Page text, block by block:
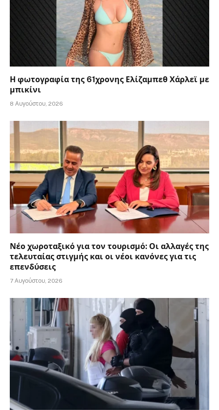
Η φωτογραφία της 61χρονης Ελίζαμπεθ Χάρλεϊ με
μπικίνι
8 Αυγούστου, 2026
Νέο χωροταξικό για τον τουρισμό: Οι αλλαγές της
τελευταίας στιγμής και οι νέοι κανόνες για τις
επενδύσεις
7 Αυγούστου, 2026